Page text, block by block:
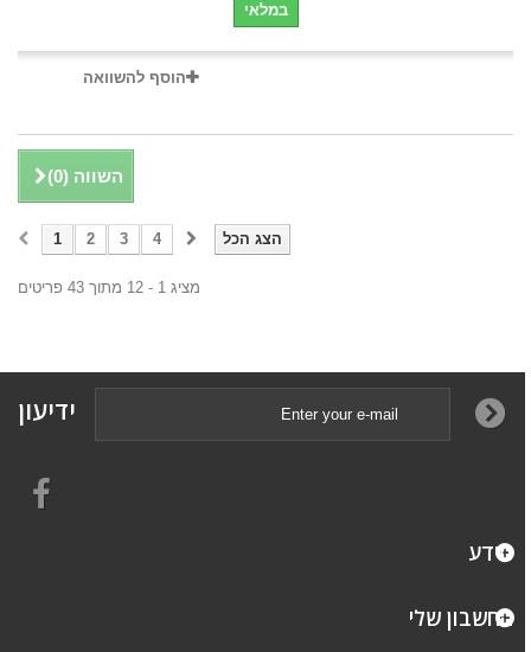
במלאי
הוסף להשוואה
השווה ( 0
)
הצג הכל 1 2 3 4
מציג 1 - 12 מתוך 43 פריטים
ידיעון
מידע
החשבון שלי